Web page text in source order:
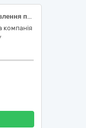
Послуги поточного ремонту з відновлення працездатності ліфта на об’єкті за адресою: просп. Григоренка, 5, під’їзд 2, реєстр.№ 25007 у Дарницькому районі м. Києва
компанія